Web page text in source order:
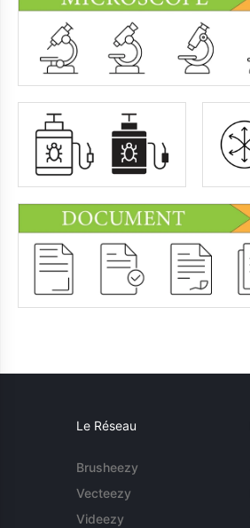
Le Réseau
Brusheezy
Vecteezy
Videezy